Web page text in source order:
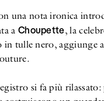
una nota ironica
a Choupette, la
in tulle nero, aggiunge
si fa più